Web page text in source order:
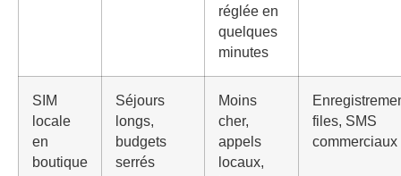
réglée en
quelques
minutes
SIM
locale
en
boutique
Séjours
longs,
budgets
serrés
Moins
cher,
appels
locaux,
files, SMS
commerciaux